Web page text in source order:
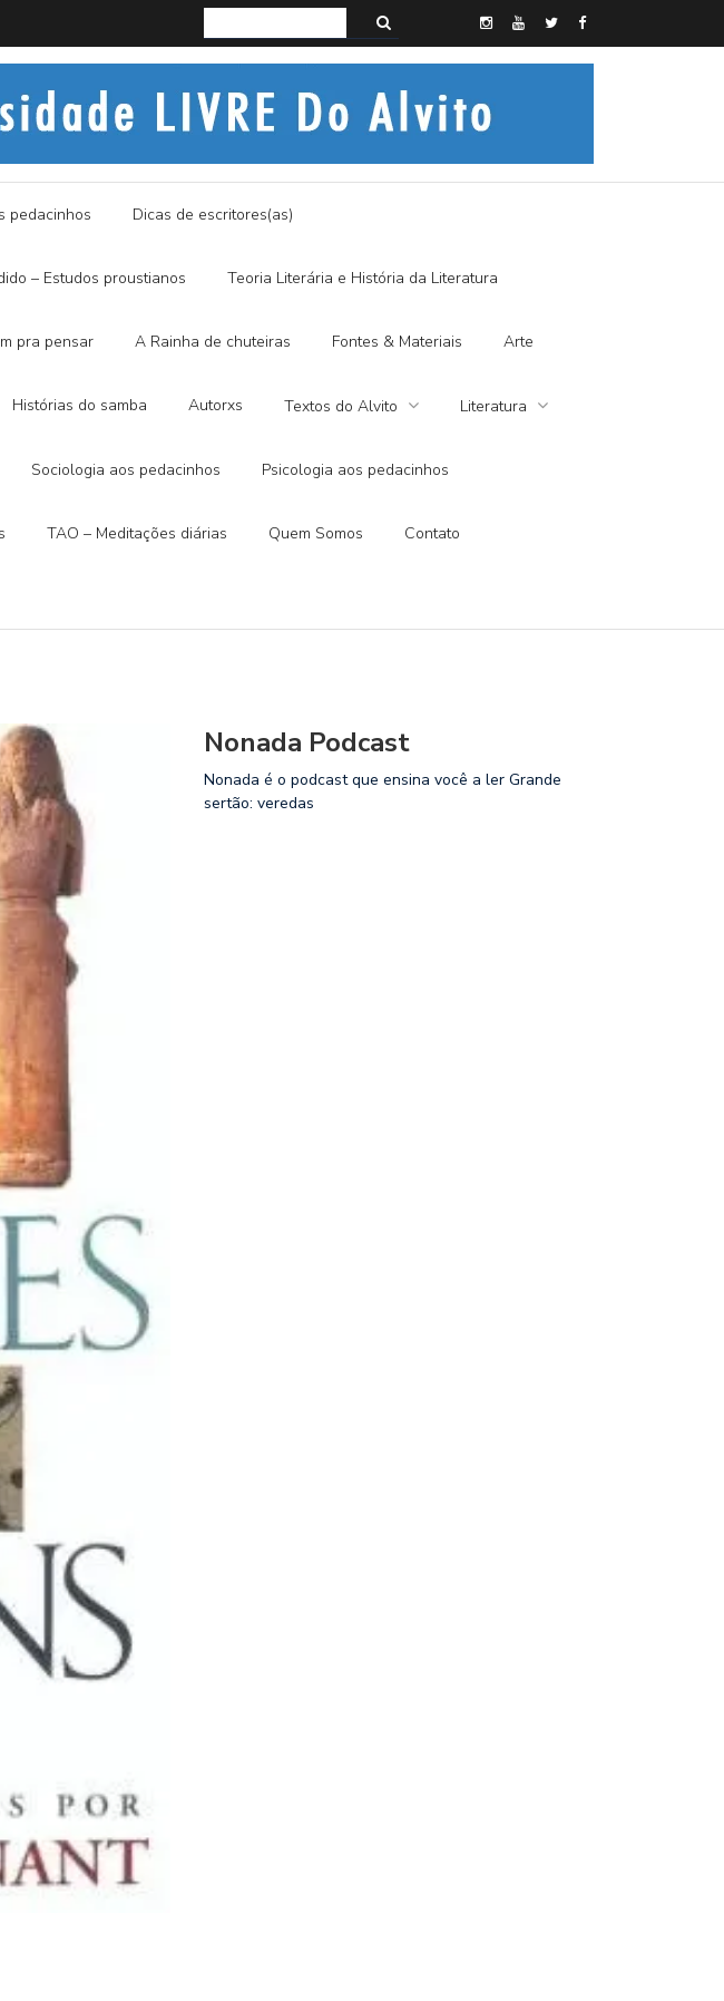
Histórias do Alvito – SEMI-MÍSTICO, SIM SENHOR
pedacinhos Dicas de escritores(as)
– Estudos proustianos Teoria Literária e História da Literatura
pra pensar A Rainha de chuteiras Fontes & Materiais Arte
Histórias do samba Autorxs Textos do Alvito Literatura
Sociologia aos pedacinhos Psicologia aos pedacinhos
TAO – Meditações diárias Quem Somos Contato
Nonada Podcast
Nonada é o podcast que ensina você a ler Grande
sertão: veredas